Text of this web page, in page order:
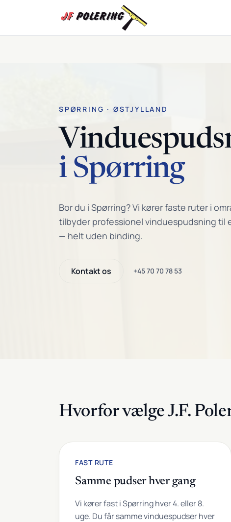
SPØRRING · ØSTJYLLAND
i Spørring
Bor du i Spørring? Vi kører faste ruter i
tilbyder professionel vinduespudsning til
— helt uden binding.
Kontakt os +45 70 70 78 53
Hvorfor vælge J.F.
FAST RUTE
Samme pudser hver gang
Vi kører fast i Spørring hver 4. eller 8.
uge. Du får samme vinduespudser hver